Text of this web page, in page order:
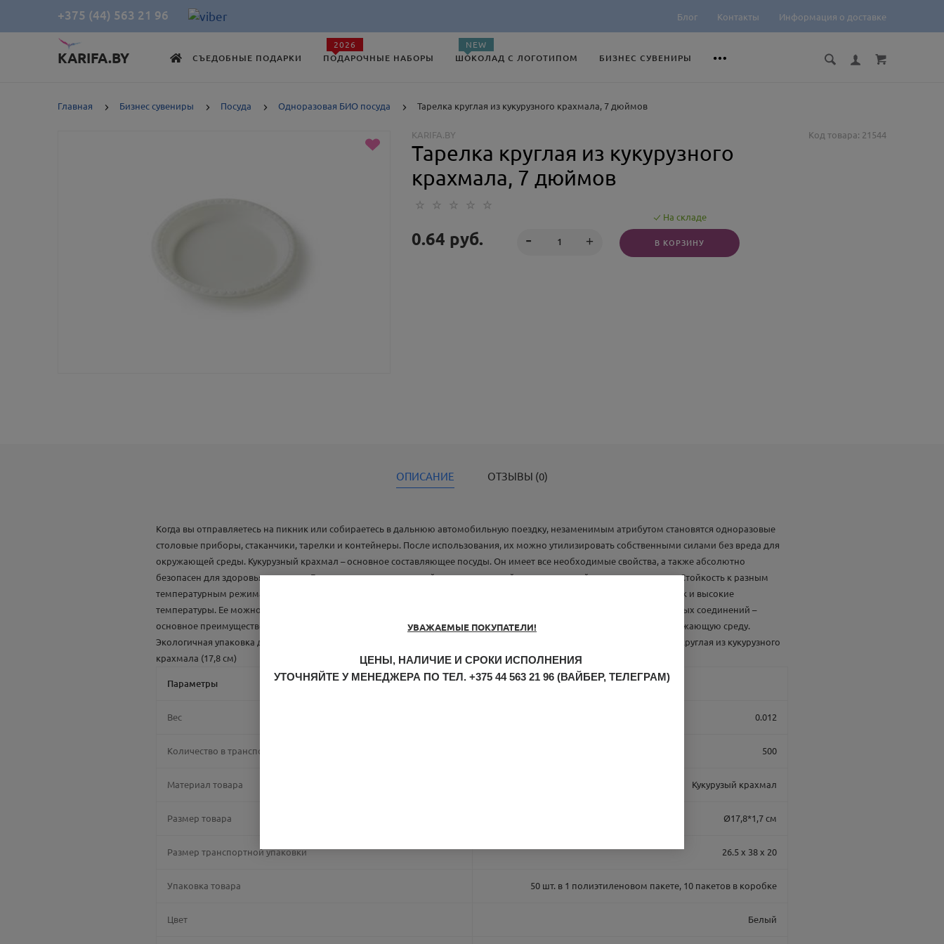
+375 (44) 563 21 96 Блог Контакты Информация о доставке
KARIFA.BY СЪЕДОБНЫЕ ПОДАРКИ ПОДАРОЧНЫЕ НАБОРЫ
2026
ШОКОЛАД С ЛОГОТИПОМ
NEW
БИЗНЕС СУВЕНИРЫ
Главная Бизнес сувениры Посуда Одноразовая БИО посуда Тарелка круглая из кукурузного крахмала, 7 дюймов
Код товара: 21544
KARIFA.BY
Тарелка круглая из кукурузного
крахмала, 7 дюймов
0.64 руб.
На складе
В КОРЗИНУ
ОПИСАНИЕ ОТЗЫВЫ (0)
Когда вы отправляетесь на пикник или собираетесь в дальнюю автомобильную поездку, незаменимым атрибутом становятся одноразовые
столовые приборы, стаканчики, тарелки и контейнеры. После использования, их можно утилизировать собственными силами без вреда для
окружающей среды. Кукурузный крахмал – основное составляющее посуды. Он имеет все необходимые свойства, а также абсолютно
безопасен для здоровья человека. Его используют и в пищевой, и в медицинской, и в текстильной промышленностях. Стойкость к разным
температурным режимам – одно из важных свойств биоразлагаемой посуды. Такая посуда выдерживает как низкие, так и высокие
температуры. Ее можно использовать в микроволновой печи и морозильной камере. Безопасность и отсутствие вредных соединений –
основное преимущество посуды из крахмала. Биоразлагаемая посуда не содержит пагубных веществ, не засоряет окружающую среду.
Экологичная упаковка для продуктов, которая не выделяет в пищу примесей и запахов даже при нагревании. Тарелка круглая из кукурузного
крахмала (17,8 см)
Параметры
Вес 0.012
Количество в транспортной упаковке 500
Материал товара Кукурузый крахмал
Размер товара Ø17,8*1,7 см
Размер транспортной упаковки 26.5 x 38 x 20
Упаковка товара 50 шт. в 1 полиэтиленовом пакете, 10 пакетов в коробке
Цвет Белый
УВАЖАЕМЫЕ ПОКУПАТЕЛИ!
ЦЕНЫ, НАЛИЧИЕ И СРОКИ ИСПОЛНЕНИЯ
УТОЧНЯЙТЕ У МЕНЕДЖЕРА ПО ТЕЛ. +375 44 563 21 96 (ВАЙБЕР, ТЕЛЕГРАМ)